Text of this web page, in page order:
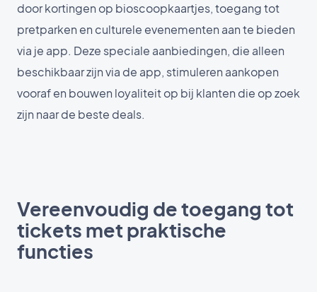
door kortingen op bioscoopkaartjes, toegang tot
pretparken en culturele evenementen aan te bieden
via je app. Deze speciale aanbiedingen, die alleen
beschikbaar zijn via de app, stimuleren aankopen
vooraf en bouwen loyaliteit op bij klanten die op zoek
zijn naar de beste deals.
Vereenvoudig de toegang tot
tickets met praktische
functies